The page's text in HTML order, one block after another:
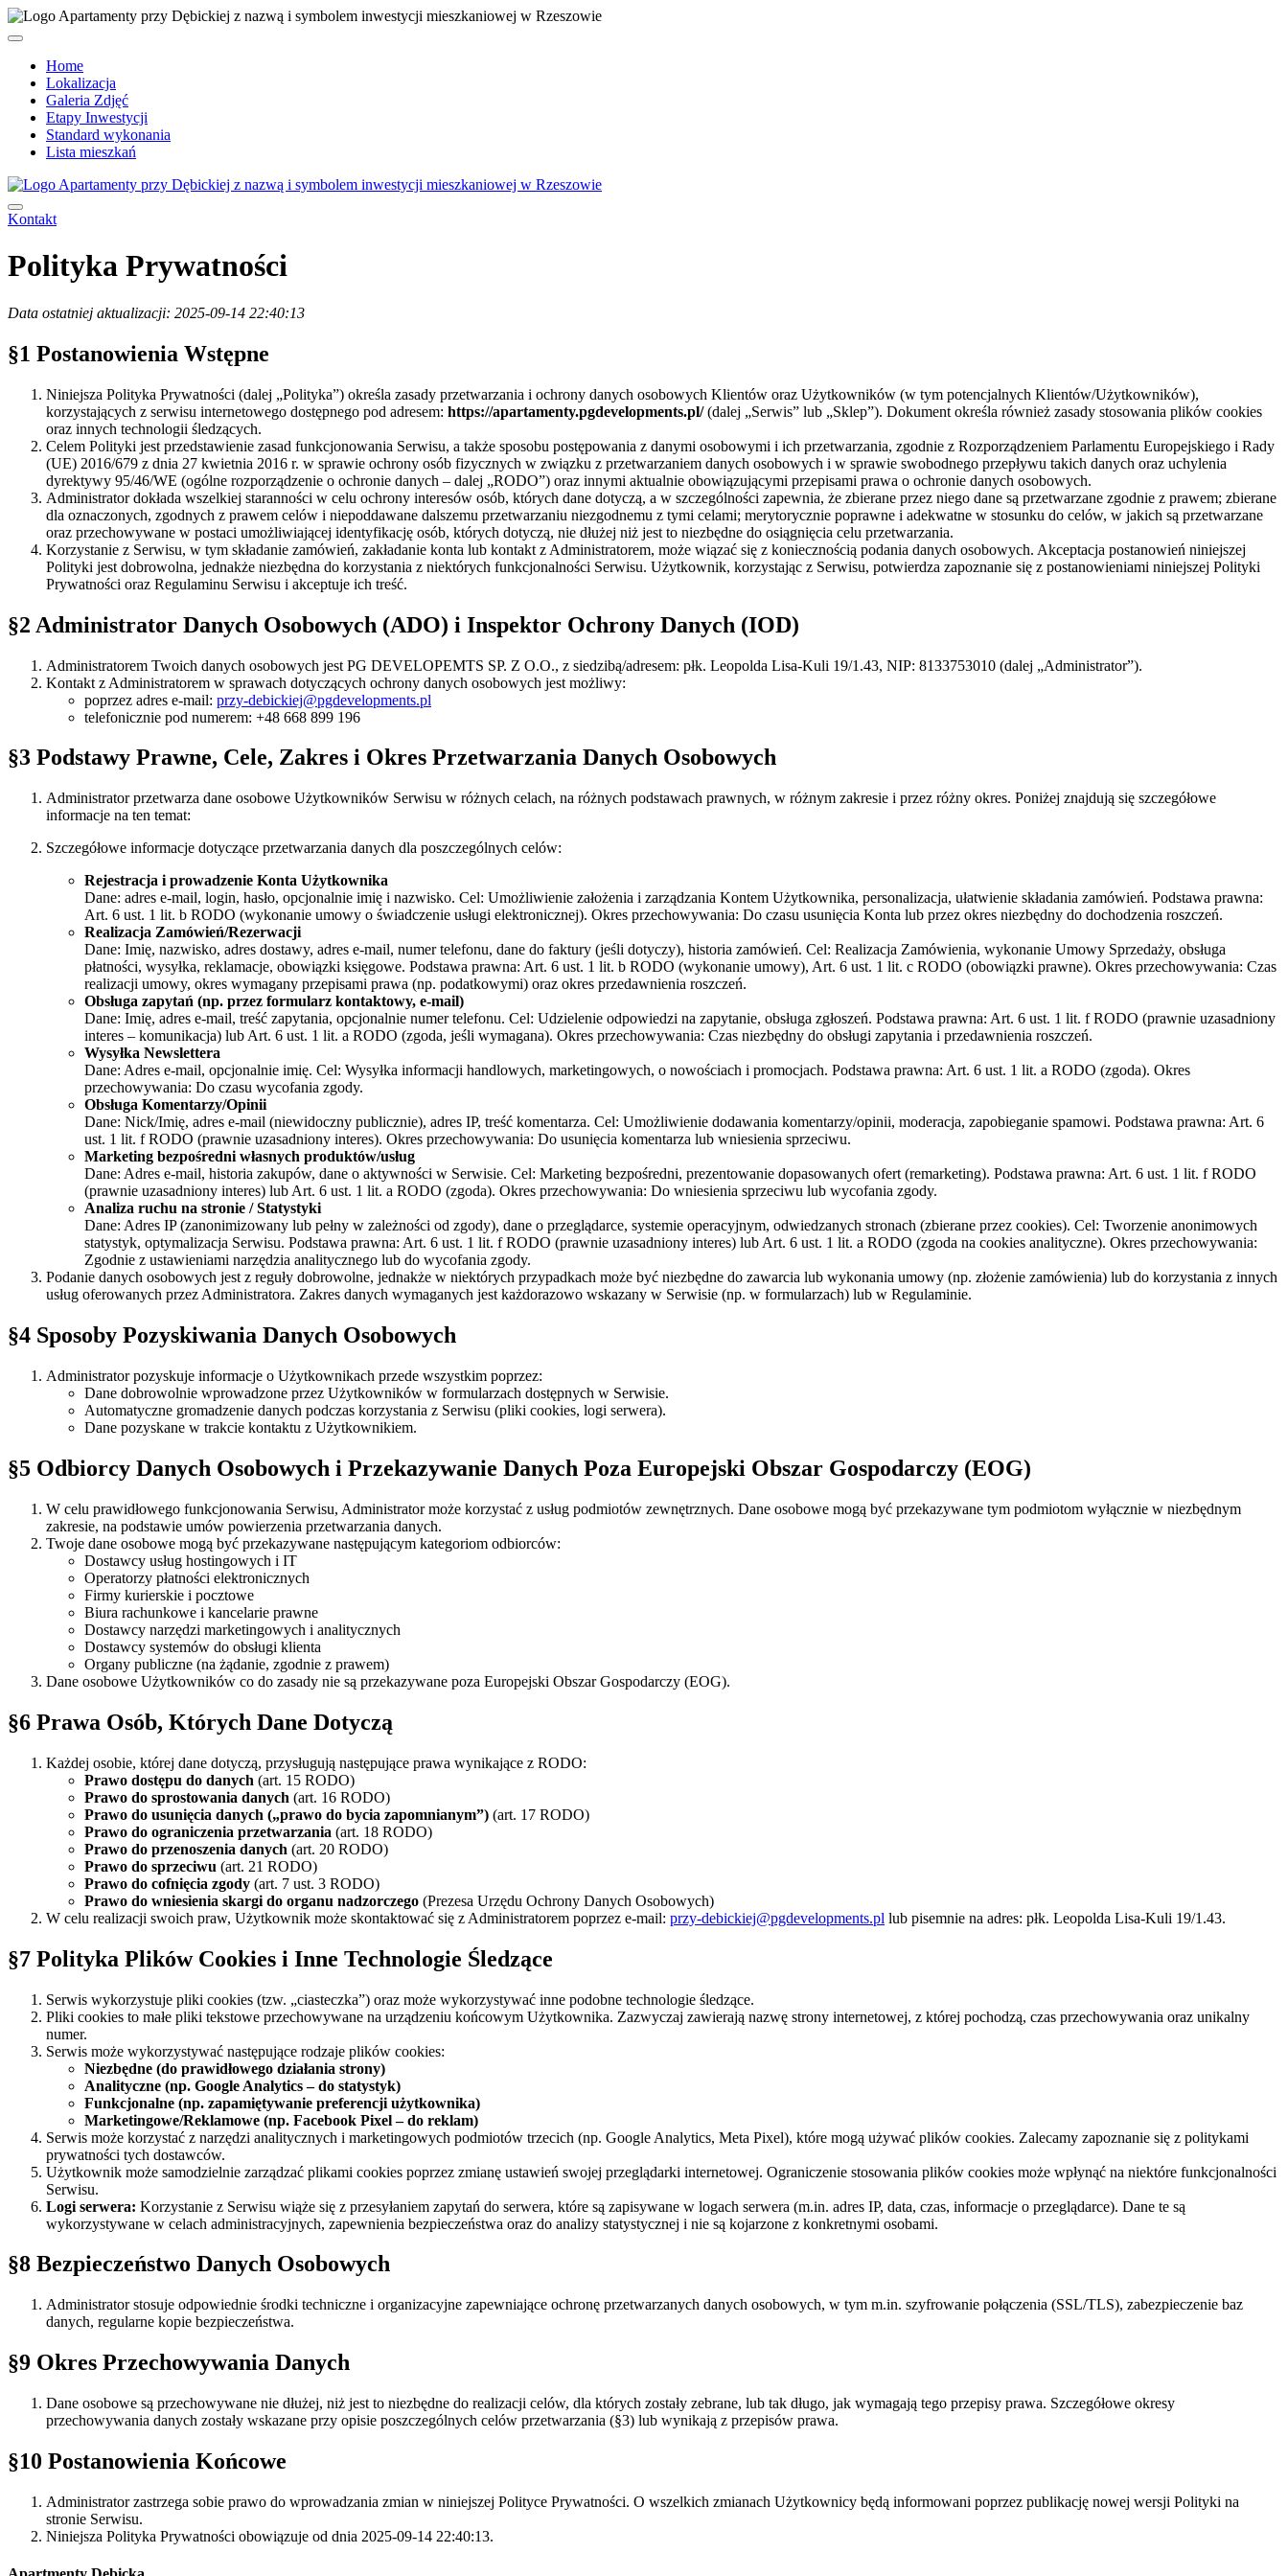
Home
Lokalizacja
Galeria Zdjęć
Etapy Inwestycji
Standard wykonania
Lista mieszkań
Kontakt
Polityka Prywatności
Data ostatniej aktualizacji: 2025-09-14 22:40:13
§1 Postanowienia Wstępne
Niniejsza Polityka Prywatności (dalej „Polityka”) określa zasady przetwarzania i ochrony danych osobowych Klientów oraz Użytkowników (w tym potencjalnych Klientów/Użytkowników),
korzystających z serwisu internetowego dostępnego pod adresem: https://apartamenty.pgdevelopments.pl/(dalej „Serwis” lub „Sklep”). Dokument określa również zasady stosowania plików cookies
oraz innych technologii śledzących.
Celem Polityki jest przedstawienie zasad funkcjonowania Serwisu, a także sposobu postępowania z danymi osobowymi i ich przetwarzania, zgodnie z Rozporządzeniem Parlamentu Europejskiego i Rady
(UE) 2016/679 z dnia 27 kwietnia 2016 r. w sprawie ochrony osób fizycznych w związku z przetwarzaniem danych osobowych i w sprawie swobodnego przepływu takich danych oraz uchylenia
dyrektywy 95/46/WE (ogólne rozporządzenie o ochronie danych – dalej „RODO”) oraz innymi aktualnie obowiązującymi przepisami prawa o ochronie danych osobowych.
Administrator dokłada wszelkiej staranności w celu ochrony interesów osób, których dane dotyczą, a w szczególności zapewnia, że zbierane przez niego dane są przetwarzane zgodnie z prawem; zbierane
dla oznaczonych, zgodnych z prawem celów i niepoddawane dalszemu przetwarzaniu niezgodnemu z tymi celami; merytorycznie poprawne i adekwatne w stosunku do celów, w jakich są przetwarzane
oraz przechowywane w postaci umożliwiającej identyfikację osób, których dotyczą, nie dłużej niż jest to niezbędne do osiągnięcia celu przetwarzania.
Korzystanie z Serwisu, w tym składanie zamówień, zakładanie konta lub kontakt z Administratorem, może wiązać się z koniecznością podania danych osobowych. Akceptacja postanowień niniejszej
Polityki jest dobrowolna, jednakże niezbędna do korzystania z niektórych funkcjonalności Serwisu. Użytkownik, korzystając z Serwisu, potwierdza zapoznanie się z postanowieniami niniejszej Polityki
Prywatności oraz Regulaminu Serwisu i akceptuje ich treść.
§2 Administrator Danych Osobowych (ADO) i Inspektor Ochrony Danych (IOD)
Administratorem Twoich danych osobowych jest PG DEVELOPEMTS SP. Z O.O., z siedzibą/adresem: płk. Leopolda Lisa-Kuli 19/1.43, NIP: 8133753010 (dalej „Administrator”).
Kontakt z Administratorem w sprawach dotyczących ochrony danych osobowych jest możliwy:
poprzez adres e-mail: przy-debickiej@pgdevelopments.pl
telefonicznie pod numerem: +48 668 899 196
§3 Podstawy Prawne, Cele, Zakres i Okres Przetwarzania Danych Osobowych
Administrator przetwarza dane osobowe Użytkowników Serwisu w różnych celach, na różnych podstawach prawnych, w różnym zakresie i przez różny okres. Poniżej znajdują się szczegółowe
informacje na ten temat:
Szczegółowe informacje dotyczące przetwarzania danych dla poszczególnych celów:
Rejestracja i prowadzenie Konta Użytkownika
Dane: adres e-mail, login, hasło, opcjonalnie imię i nazwisko. Cel: Umożliwienie założenia i zarządzania Kontem Użytkownika, personalizacja, ułatwienie składania zamówień. Podstawa prawna:
Art. 6 ust. 1 lit. b RODO (wykonanie umowy o świadczenie usługi elektronicznej). Okres przechowywania: Do czasu usunięcia Konta lub przez okres niezbędny do dochodzenia roszczeń.
Realizacja Zamówień/Rezerwacji
Dane: Imię, nazwisko, adres dostawy, adres e-mail, numer telefonu, dane do faktury (jeśli dotyczy), historia zamówień. Cel: Realizacja Zamówienia, wykonanie Umowy Sprzedaży, obsługa
płatności, wysyłka, reklamacje, obowiązki księgowe. Podstawa prawna: Art. 6 ust. 1 lit. b RODO (wykonanie umowy), Art. 6 ust. 1 lit. c RODO (obowiązki prawne). Okres przechowywania: Czas
realizacji umowy, okres wymagany przepisami prawa (np. podatkowymi) oraz okres przedawnienia roszczeń.
Obsługa zapytań (np. przez formularz kontaktowy, e-mail)
Dane: Imię, adres e-mail, treść zapytania, opcjonalnie numer telefonu. Cel: Udzielenie odpowiedzi na zapytanie, obsługa zgłoszeń. Podstawa prawna: Art. 6 ust. 1 lit. f RODO (prawnie uzasadniony
interes – komunikacja) lub Art. 6 ust. 1 lit. a RODO (zgoda, jeśli wymagana). Okres przechowywania: Czas niezbędny do obsługi zapytania i przedawnienia roszczeń.
Wysyłka Newslettera
Dane: Adres e-mail, opcjonalnie imię. Cel: Wysyłka informacji handlowych, marketingowych, o nowościach i promocjach. Podstawa prawna: Art. 6 ust. 1 lit. a RODO (zgoda). Okres
przechowywania: Do czasu wycofania zgody.
Obsługa Komentarzy/Opinii
Dane: Nick/Imię, adres e-mail (niewidoczny publicznie), adres IP, treść komentarza. Cel: Umożliwienie dodawania komentarzy/opinii, moderacja, zapobieganie spamowi. Podstawa prawna: Art. 6
ust. 1 lit. f RODO (prawnie uzasadniony interes). Okres przechowywania: Do usunięcia komentarza lub wniesienia sprzeciwu.
Marketing bezpośredni własnych produktów/usług
Dane: Adres e-mail, historia zakupów, dane o aktywności w Serwisie. Cel: Marketing bezpośredni, prezentowanie dopasowanych ofert (remarketing). Podstawa prawna: Art. 6 ust. 1 lit. f RODO
(prawnie uzasadniony interes) lub Art. 6 ust. 1 lit. a RODO (zgoda). Okres przechowywania: Do wniesienia sprzeciwu lub wycofania zgody.
Analiza ruchu na stronie / Statystyki
Dane: Adres IP (zanonimizowany lub pełny w zależności od zgody), dane o przeglądarce, systemie operacyjnym, odwiedzanych stronach (zbierane przez cookies). Cel: Tworzenie anonimowych
statystyk, optymalizacja Serwisu. Podstawa prawna: Art. 6 ust. 1 lit. f RODO (prawnie uzasadniony interes) lub Art. 6 ust. 1 lit. a RODO (zgoda na cookies analityczne). Okres przechowywania:
Zgodnie z ustawieniami narzędzia analitycznego lub do wycofania zgody.
Podanie danych osobowych jest z reguły dobrowolne, jednakże w niektórych przypadkach może być niezbędne do zawarcia lub wykonania umowy (np. złożenie zamówienia) lub do korzystania z innych
usług oferowanych przez Administratora. Zakres danych wymaganych jest każdorazowo wskazany w Serwisie (np. w formularzach) lub w Regulaminie.
§4 Sposoby Pozyskiwania Danych Osobowych
Administrator pozyskuje informacje o Użytkownikach przede wszystkim poprzez:
Dane dobrowolnie wprowadzone przez Użytkowników w formularzach dostępnych w Serwisie.
Automatyczne gromadzenie danych podczas korzystania z Serwisu (pliki cookies, logi serwera).
Dane pozyskane w trakcie kontaktu z Użytkownikiem.
§5 Odbiorcy Danych Osobowych i Przekazywanie Danych Poza Europejski Obszar Gospodarczy (EOG)
W celu prawidłowego funkcjonowania Serwisu, Administrator może korzystać z usług podmiotów zewnętrznych. Dane osobowe mogą być przekazywane tym podmiotom wyłącznie w niezbędnym
zakresie, na podstawie umów powierzenia przetwarzania danych.
Twoje dane osobowe mogą być przekazywane następującym kategoriom odbiorców:
Dostawcy usług hostingowych i IT
Operatorzy płatności elektronicznych
Firmy kurierskie i pocztowe
Biura rachunkowe i kancelarie prawne
Dostawcy narzędzi marketingowych i analitycznych
Dostawcy systemów do obsługi klienta
Organy publiczne (na żądanie, zgodnie z prawem)
Dane osobowe Użytkowników co do zasady nie są przekazywane poza Europejski Obszar Gospodarczy (EOG).
§6 Prawa Osób, Których Dane Dotyczą
Każdej osobie, której dane dotyczą, przysługują następujące prawa wynikające z RODO:
Prawo dostępu do danych (art. 15 RODO)
Prawo do sprostowania danych (art. 16 RODO)
Prawo do usunięcia danych („prawo do bycia zapomnianym”) (art. 17 RODO)
Prawo do ograniczenia przetwarzania (art. 18 RODO)
Prawo do przenoszenia danych (art. 20 RODO)
Prawo do sprzeciwu (art. 21 RODO)
Prawo do cofnięcia zgody (art. 7 ust. 3 RODO)
Prawo do wniesienia skargi do organu nadzorczego (Prezesa Urzędu Ochrony Danych Osobowych)
W celu realizacji swoich praw, Użytkownik może skontaktować się z Administratorem poprzez e-mail: przy-debickiej@pgdevelopments.pl lub pisemnie na adres: płk. Leopolda Lisa-Kuli 19/1.43.
§7 Polityka Plików Cookies i Inne Technologie Śledzące
Serwis wykorzystuje pliki cookies (tzw. „ciasteczka”) oraz może wykorzystywać inne podobne technologie śledzące.
Pliki cookies to małe pliki tekstowe przechowywane na urządzeniu końcowym Użytkownika. Zazwyczaj zawierają nazwę strony internetowej, z której pochodzą, czas przechowywania oraz unikalny
numer.
Serwis może wykorzystywać następujące rodzaje plików cookies:
Niezbędne (do prawidłowego działania strony)
Analityczne (np. Google Analytics – do statystyk)
Funkcjonalne (np. zapamiętywanie preferencji użytkownika)
Marketingowe/Reklamowe (np. Facebook Pixel – do reklam)
Serwis może korzystać z narzędzi analitycznych i marketingowych podmiotów trzecich (np. Google Analytics, Meta Pixel), które mogą używać plików cookies. Zalecamy zapoznanie się z politykami
prywatności tych dostawców.
Użytkownik może samodzielnie zarządzać plikami cookies poprzez zmianę ustawień swojej przeglądarki internetowej. Ograniczenie stosowania plików cookies może wpłynąć na niektóre funkcjonalności
Serwisu.
Logi serwera: Korzystanie z Serwisu wiąże się z przesyłaniem zapytań do serwera, które są zapisywane w logach serwera (m.in. adres IP, data, czas, informacje o przeglądarce). Dane te są
wykorzystywane w celach administracyjnych, zapewnienia bezpieczeństwa oraz do analizy statystycznej i nie są kojarzone z konkretnymi osobami.
§8 Bezpieczeństwo Danych Osobowych
Administrator stosuje odpowiednie środki techniczne i organizacyjne zapewniające ochronę przetwarzanych danych osobowych, w tym m.in. szyfrowanie połączenia (SSL/TLS), zabezpieczenie baz
danych, regularne kopie bezpieczeństwa.
§9 Okres Przechowywania Danych
Dane osobowe są przechowywane nie dłużej, niż jest to niezbędne do realizacji celów, dla których zostały zebrane, lub tak długo, jak wymagają tego przepisy prawa. Szczegółowe okresy
przechowywania danych zostały wskazane przy opisie poszczególnych celów przetwarzania (§3) lub wynikają z przepisów prawa.
§10 Postanowienia Końcowe
Administrator zastrzega sobie prawo do wprowadzania zmian w niniejszej Polityce Prywatności. O wszelkich zmianach Użytkownicy będą informowani poprzez publikację nowej wersji Polityki na
stronie Serwisu.
Niniejsza Polityka Prywatności obowiązuje od dnia 2025-09-14 22:40:13.